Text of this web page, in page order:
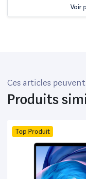
Voir
Ces articles
Produits
Top Produit